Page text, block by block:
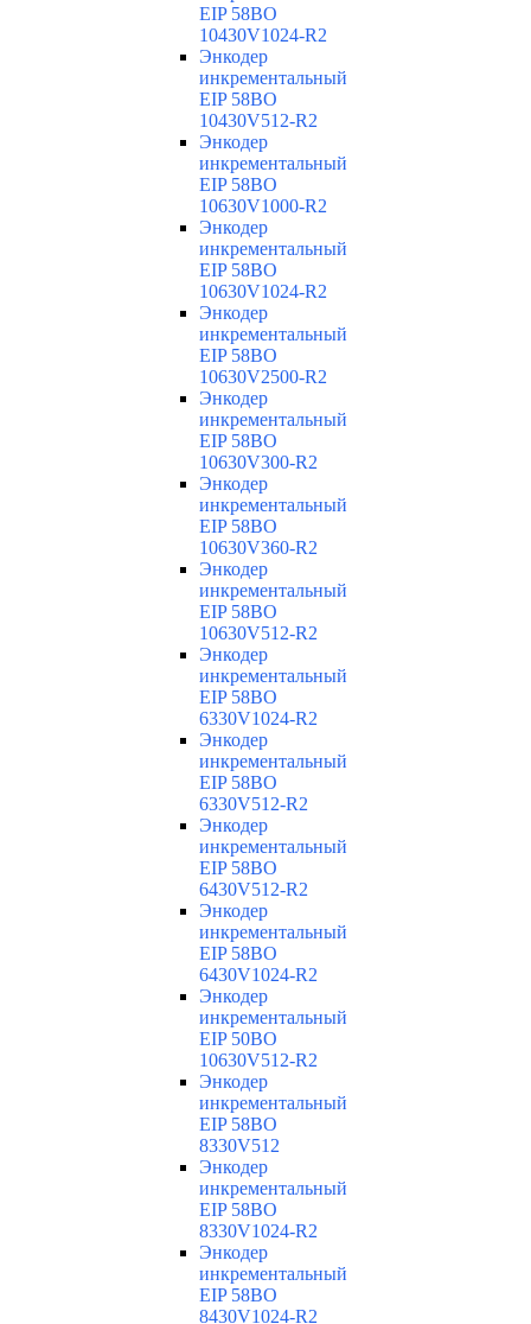
EIP 58BO
10430V1024-R2
Энкодер
инкрементальный
EIP 58BO
10430V512-R2
Энкодер
инкрементальный
EIP 58BO
10630V1000-R2
Энкодер
инкрементальный
EIP 58BO
10630V1024-R2
Энкодер
инкрементальный
EIP 58BO
10630V2500-R2
Энкодер
инкрементальный
EIP 58BO
10630V300-R2
Энкодер
инкрементальный
EIP 58BO
10630V360-R2
Энкодер
инкрементальный
EIP 58BO
10630V512-R2
Энкодер
инкрементальный
EIP 58BO
6330V1024-R2
Энкодер
инкрементальный
EIP 58BO
6330V512-R2
Энкодер
инкрементальный
EIP 58BO
6430V512-R2
Энкодер
инкрементальный
EIP 58BO
6430V1024-R2
Энкодер
инкрементальный
EIP 50BO
10630V512-R2
Энкодер
инкрементальный
EIP 58BO
8330V512
Энкодер
инкрементальный
EIP 58BO
8330V1024-R2
Энкодер
инкрементальный
EIP 58BO
8430V1024-R2